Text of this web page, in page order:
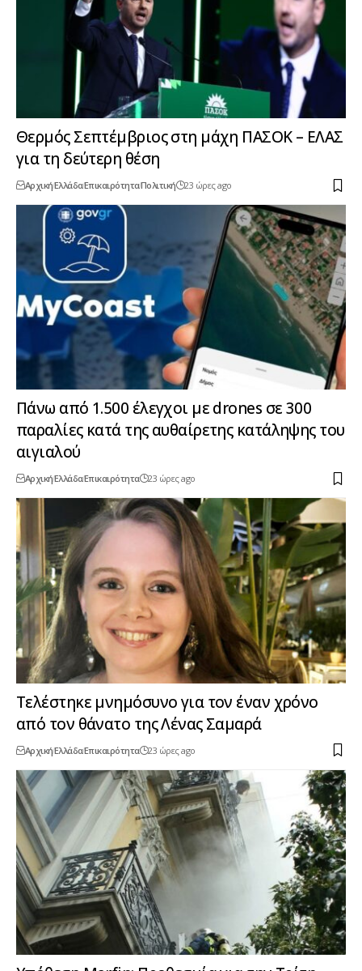
Θερμός Σεπτέμβριος στη μάχη ΠΑΣΟΚ – ΕΛΑΣ
για τη δεύτερη θέση
ΑρχικήΕλλάδαΕπικαιρότηταΠολιτική 23 ώρες ago
Πάνω από 1.500 έλεγχοι με drones σε 300
παραλίες κατά της αυθαίρετης κατάληψης του
αιγιαλού
ΑρχικήΕλλάδαΕπικαιρότητα 23 ώρες ago
Τελέστηκε μνημόσυνο για τον έναν χρόνο
από τον θάνατο της Λένας Σαμαρά
ΑρχικήΕλλάδαΕπικαιρότητα 23 ώρες ago